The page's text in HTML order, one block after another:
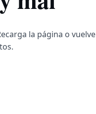
la página o vuelve